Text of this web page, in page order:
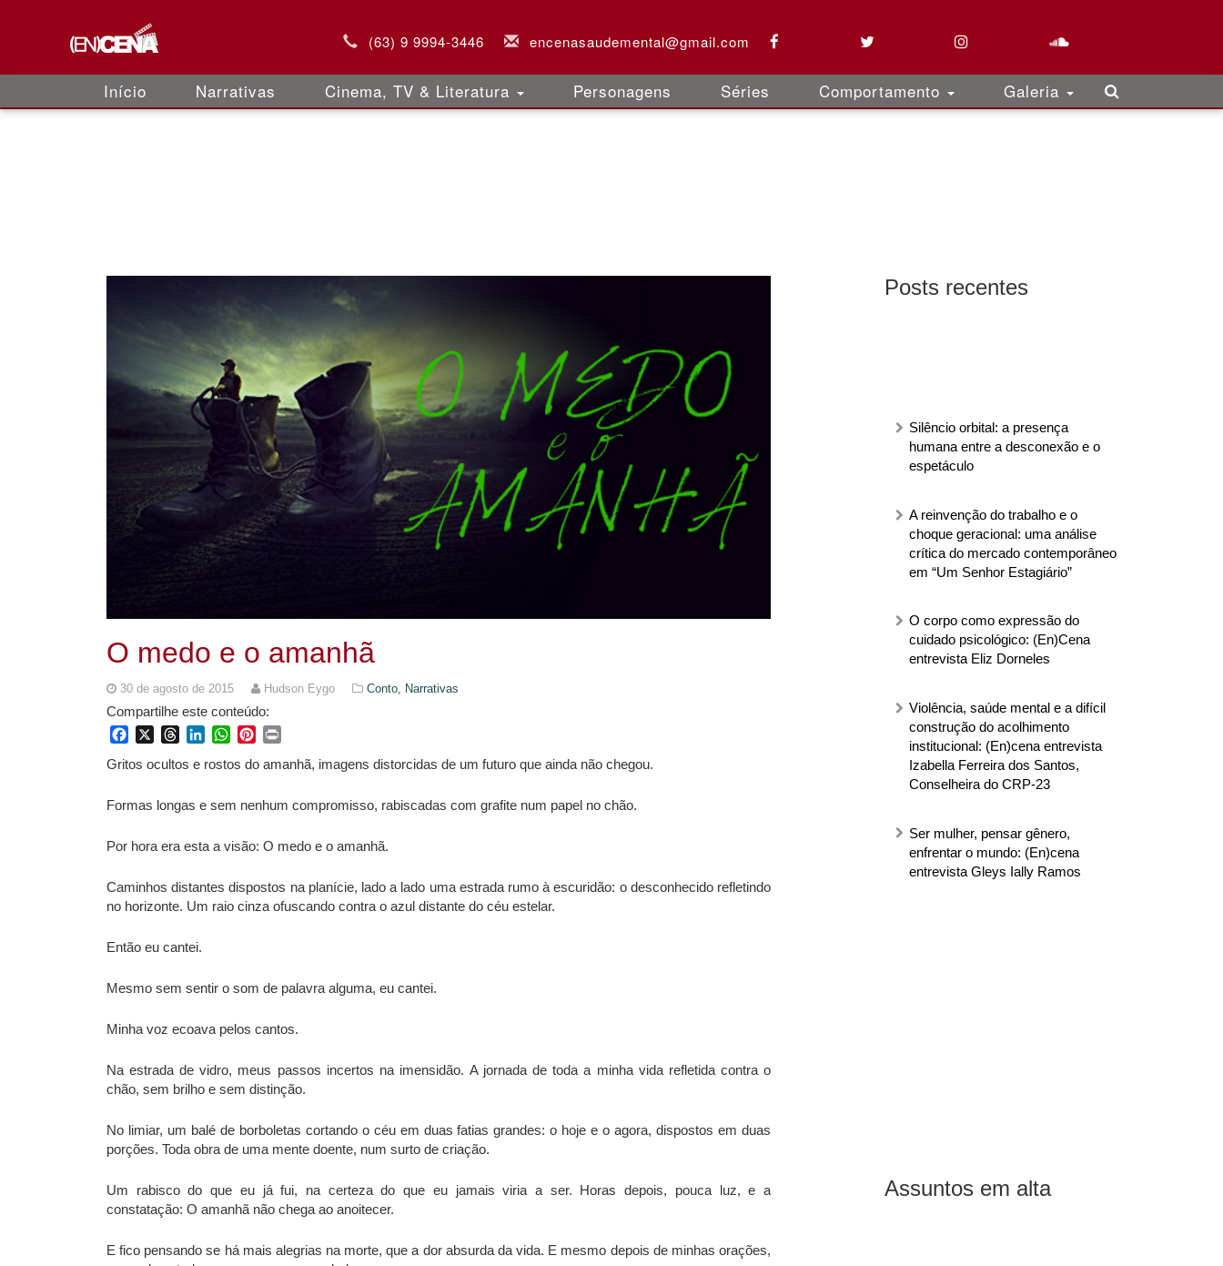
(63) 9 9994-3446 encenasaudemental@gmail.com
Início Narrativas Cinema, TV & Literatura Personagens Séries Comportamento Galeria
Posts recentes
Silêncio orbital: a presença
humana entre a desconexão e o
espetáculo
A reinvenção do trabalho e o
choque geracional: uma análise
crítica do mercado contemporâneo
em “Um Senhor Estagiário”
O corpo como expressão do
cuidado psicológico: (En)Cena
entrevista Eliz Dorneles
Violência, saúde mental e a difícil
construção do acolhimento
institucional: (En)cena entrevista
Izabella Ferreira dos Santos,
Conselheira do CRP-23
Ser mulher, pensar gênero,
enfrentar o mundo: (En)cena
entrevista Gleys Ially Ramos
Assuntos em alta
O medo e o amanhã
30 de agosto de 2015 Hudson Eygo Conto, Narrativas
Compartilhe este conteúdo:
FacebookThreadsLinkedInWhatsApp
Pinterest
Gritos ocultos e rostos do amanhã, imagens distorcidas de um futuro que ainda não chegou.
Formas longas e sem nenhum compromisso, rabiscadas com grafite num papel no chão.
Por hora era esta a visão: O medo e o amanhã.
Caminhos distantes dispostos na planície, lado a lado uma estrada rumo à escuridão: o desconhecido refletindo
no horizonte. Um raio cinza ofuscando contra o azul distante do céu estelar.
Então eu cantei.
Mesmo sem sentir o som de palavra alguma, eu cantei.
Minha voz ecoava pelos cantos.
Na estrada de vidro, meus passos incertos na imensidão. A jornada de toda a minha vida refletida contra o
chão, sem brilho e sem distinção.
No limiar, um balé de borboletas cortando o céu em duas fatias grandes: o hoje e o agora, dispostos em duas
porções. Toda obra de uma mente doente, num surto de criação.
Um rabisco do que eu já fui, na certeza do que eu jamais viria a ser. Horas depois, pouca luz, e a
constatação: O amanhã não chega ao anoitecer.
E fico pensando se há mais alegrias na morte, que a dor absurda da vida. E mesmo depois de minhas orações,